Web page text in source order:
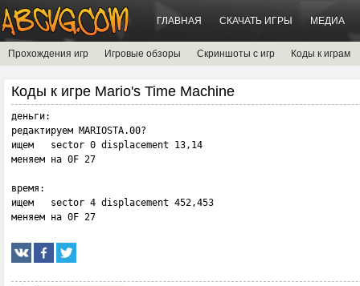
ГЛАВНАЯ СКАЧАТЬ ИГРЫ МЕДИА
Прохождения игр Игровые обзоры Скриншоты с игр Коды к играм
Коды к игре Mario's Time Machine
деньги:
редактируем MARIOSTA.00?
ищем   sector 0 displacement 13,14
меняем на 0F 27
время:
ищем   sector 4 displacement 452,453
меняем на 0F 27